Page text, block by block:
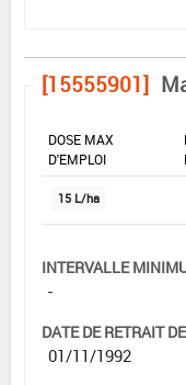
[15555901]
DOSE MAX
D'EMPLOI
15 L/ha
INTERVALLE
-
DATE DE RETRAIT
01/11/1992